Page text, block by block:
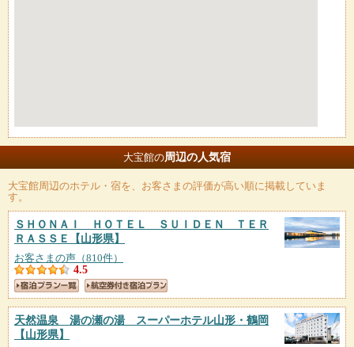
大宝館の周辺の人気宿
大宝館周辺のホテル・宿を、お客さまの評価が高い順に掲載していま
す。
ＳＨＯＮＡＩ ＨＯＴＥＬ ＳＵＩＤＥＮ ＴＥＲ
ＲＡＳＳＥ
【山形県】
お客さまの声（810件）
4.5
天然温泉 湯の瀬の湯 スーパーホテル山形・鶴岡
【山形県】